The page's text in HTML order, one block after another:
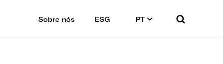
Sobre nós ESG PT